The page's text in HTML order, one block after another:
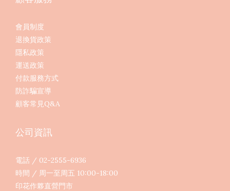
會員制度
退換貨政策
隱私政策
運送政策
付款服務方式
防詐騙宣導
顧客常見Q&A
公司資訊
電話 / 02-2555-6936
時間 / 周一至周五 10:00-18:00
印花作夥直營門市